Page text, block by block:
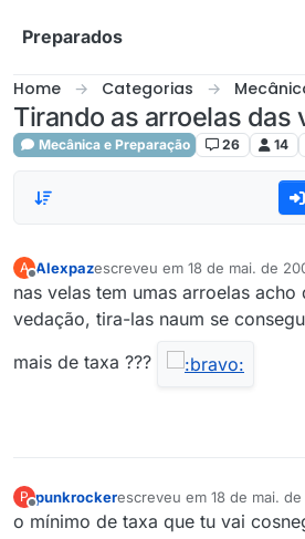
Preparados
Home Categorias
Tirando as arroelas das
Mecânica e Preparação 26 14
A
Offline
Alexpazescreveu em 18 de mai. de
última edição por
nas velas tem umas arroelas
vedação, tira-las naum se
mais de taxa ???
P
Offline
punkrockerescreveu em 18 de mai.
última edição por
o mínimo de taxa que tu vai